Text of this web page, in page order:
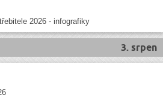
2026 - infografiky
3. srpen